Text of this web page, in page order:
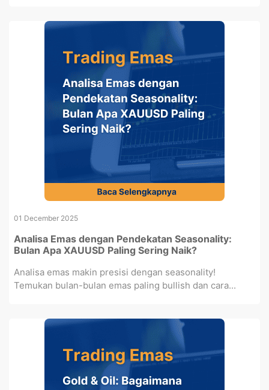
01 December 2025
Analisa Emas dengan Pendekatan Seasonality:
Bulan Apa XAUUSD Paling Sering Naik?
Analisa emas makin presisi dengan seasonality!
Temukan bulan-bulan emas paling bullish dan cara...